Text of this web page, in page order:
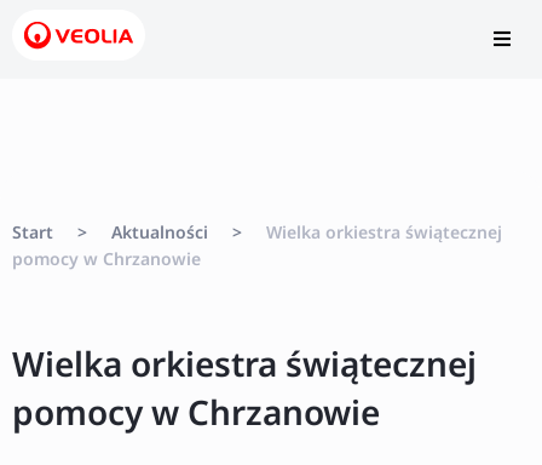
Start > Aktualności >
Wielka orkiestra świątecznej
pomocy w Chrzanowie
Wielka orkiestra świątecznej
pomocy w Chrzanowie